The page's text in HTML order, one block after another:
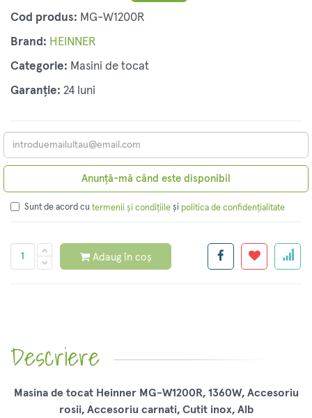
Cod produs: MG-W1200R
Brand: HEINNER
Categorie: Masini de tocat
Garanție: 24 luni
Anunță-mă când este disponibil
Sunt de acord cu termenii și condițiile și politica de confidențialitate
Adaug în coș
Descriere
Masina de tocat Heinner MG-W1200R, 1360W, Accesoriu
rosii, Accesoriu carnati, Cutit inox, Alb